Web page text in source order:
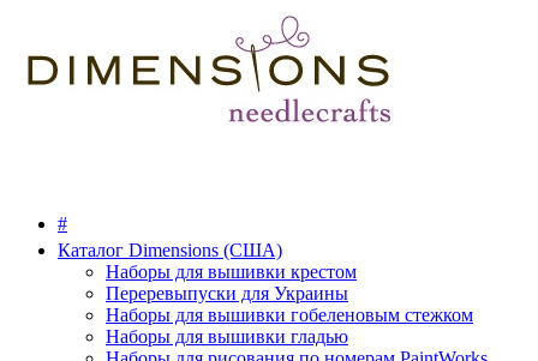
#
Каталог Dimensions (США)
Наборы для вышивки крестом
Переревыпуски для Украины
Наборы для вышивки гобеленовым стежком
Наборы для вышивки гладью